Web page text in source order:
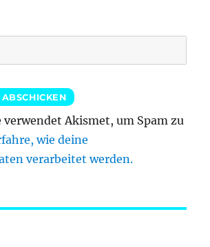
verwendet Akismet, um Spam zu
wie deine
verarbeitet werden.